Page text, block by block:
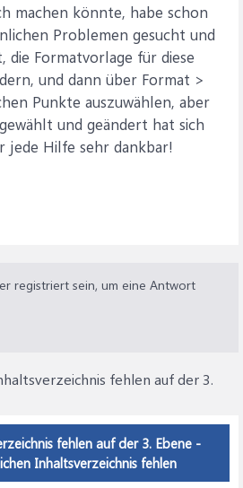
machen könnte, habe schon
Problemen gesucht und
die Formatvorlage für diese
und dann über Format >
Punkte auszuwählen, aber
und geändert hat sich
jede Hilfe sehr dankbar!
registriert sein, um eine Antwort
fehlen auf der 3.
fehlen auf der 3. Ebene -
Inhaltsverzeichnis fehlen